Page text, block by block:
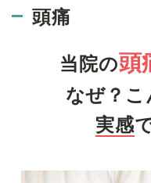
BodyMakeSalon
頭痛
当院の頭
なぜ？こ
実感